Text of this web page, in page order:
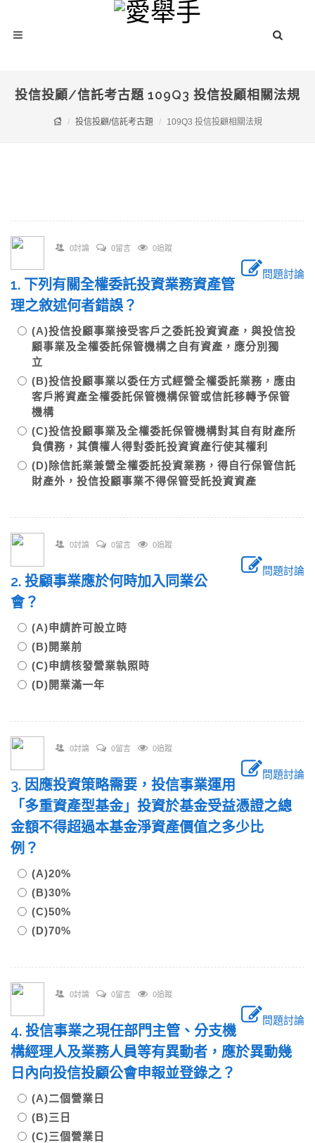
投信投顧/信託考古題 109Q3 投信投顧相關法規
投信投顧/信託考古題 109Q3 投信投顧相關法規
0討論 0留言 0追蹤
問題討論
1. 下列有關全權委託投資業務資產管
理之敘述何者錯誤？
(A)投信投顧事業接受客戶之委託投資資產，與投信投
顧事業及全權委託保管機構之自有資產，應分別獨
立
(B)投信投顧事業以委任方式經營全權委託業務，應由
客戶將資產全權委託保管機構保管或信託移轉予保管
機構
(C)投信投顧事業及全權委託保管機構對其自有財產所
負債務，其債權人得對委託投資資產行使其權利
(D)除信託業兼營全權委託投資業務，得自行保管信託
財產外，投信投顧事業不得保管受託投資資產
0討論 0留言 0追蹤
問題討論
2. 投顧事業應於何時加入同業公
會？
(A)申請許可設立時
(B)開業前
(C)申請核發營業執照時
(D)開業滿一年
0討論 0留言 0追蹤
問題討論
3. 因應投資策略需要，投信事業運用
「多重資產型基金」投資於基金受益憑證之總
金額不得超過本基金淨資產價值之多少比
例？
(A)20%
(B)30%
(C)50%
(D)70%
0討論 0留言 0追蹤
問題討論
4. 投信事業之現任部門主管、分支機
構經理人及業務人員等有異動者，應於異動幾
日內向投信投顧公會申報並登錄之？
(A)二個營業日
(B)三日
(C)三個營業日